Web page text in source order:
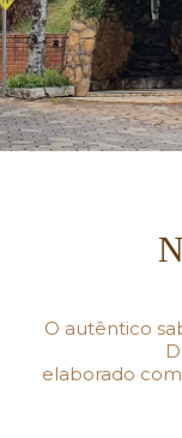
O autêntico
elaborado